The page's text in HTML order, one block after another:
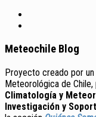
Meteochile Blog
Proyecto creado por
Meteorológica de
Climatología y
Investigación y